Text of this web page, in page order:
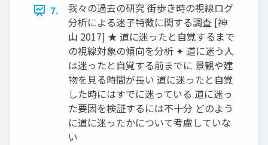
7.
我々の過去の研究 街歩き時の視線ログ
分析による迷子特徴に関する調査 [神
山 2017] ★ 道に迷ったと自覚するまで
の視線対象の傾向を分析 ✦ 道に迷う人
は迷ったと自覚する前までに 景観や建
物を見る時間が長い 道に迷ったと自覚
した時にはすでに迷っている 道に迷っ
た要因を検証するには不十分 どのよう
に道に迷ったかについて考慮していな
い